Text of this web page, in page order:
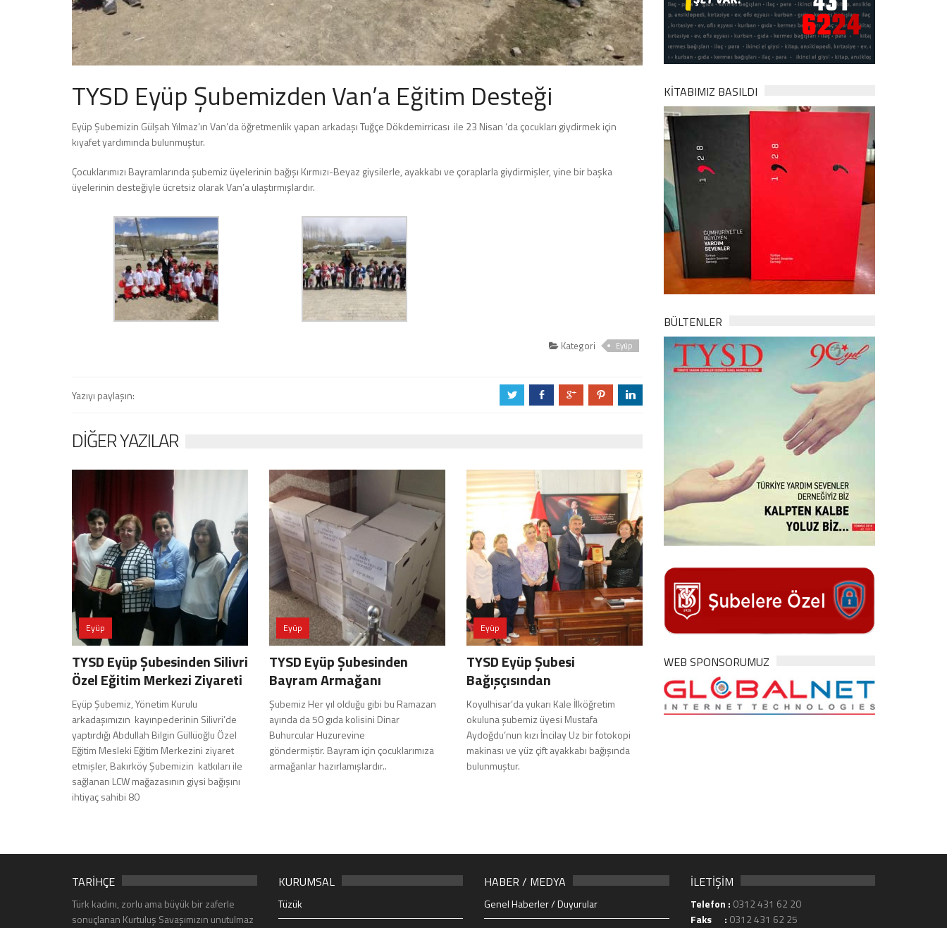
TYSD Eyüp Şubemizden Van’a Eğitim Desteği
Eyüp Şubemizin Gülşah Yılmaz’ın Van’da öğretmenlik yapan arkadaşı Tuğçe Dökdemirricası ile 23 Nisan ‘da çocukları giydirmek için
kıyafet yardımında bulunmuştur.
Çocuklarımızı Bayramlarında şubemiz üyelerinin bağışı Kırmızı-Beyaz giysilerle, ayakkabı ve çoraplarla giydirmişler, yine bir başka
üyelerinin desteğiyle ücretsiz olarak Van’a ulaştırmışlardır.
Kategori Eyüp
Yazıyı paylaşın: a b c d j
DIĞER YAZILAR
Eyüp
TYSD Eyüp Şubesinden Silivri
Özel Eğitim Merkezi Ziyareti
Eyüp Şubemiz, Yönetim Kurulu
arkadaşımızın kayınpederinin Silivri’de
yaptırdığı Abdullah Bilgin Güllüoğlu Özel
Eğitim Mesleki Eğitim Merkezini ziyaret
etmişler, Bakırköy Şubemizin katkıları ile
sağlanan LCW mağazasının giysi bağışını
ihtiyaç sahibi 80
Eyüp
TYSD Eyüp Şubesinden
Bayram Armağanı
Şubemiz Her yıl olduğu gibi bu Ramazan
ayında da 50 gıda kolisini Dinar
Buhurcular Huzurevine
göndermiştir. Bayram için çocuklarımıza
armağanlar hazırlamışlardır..
Eyüp
TYSD Eyüp Şubesi
Bağışçısından
Koyulhisar’da yukarı Kale İlköğretim
okuluna şubemiz üyesi Mustafa
Aydoğdu’nun kızı İncilay Uz bir fotokopi
makinası ve yüz çift ayakkabı bağışında
bulunmuştur.
KİTABIMIZ BASILDI
BÜLTENLER
WEB SPONSORUMUZ
TARİHÇE
Türk kadını, zorlu ama büyük bir zaferle
sonuçlanan Kurtuluş Savaşımızın unutulmaz
KURUMSAL
Tüzük
HABER / MEDYA
Genel Haberler / Duyurular
İLETİŞİM
Telefon : 0312 431 62 20
Faks : 0312 431 62 25